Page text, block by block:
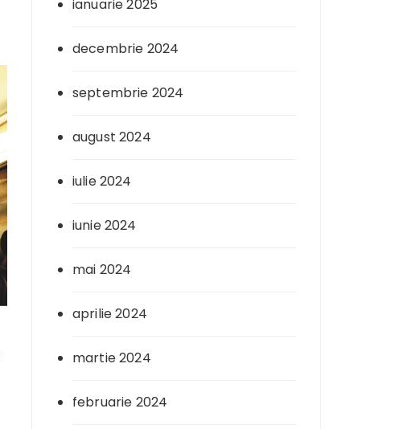
ianuarie 2025
decembrie 2024
septembrie 2024
august 2024
iulie 2024
iunie 2024
mai 2024
aprilie 2024
martie 2024
februarie 2024